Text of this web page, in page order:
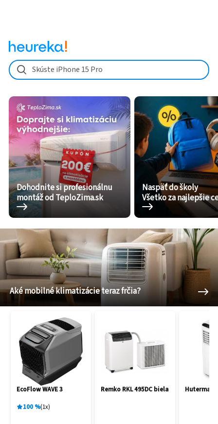
Skúste iPhone 15 Pro
Dohodnite si profesionálnu
montáž od TeploZima.sk
Naspäť do školy
Všetko za najlepšie
Aké mobilné klimatizácie teraz frčia?
EcoFlow WAVE 3
100% 1x
Remko RKL 495DC biela Hutermann